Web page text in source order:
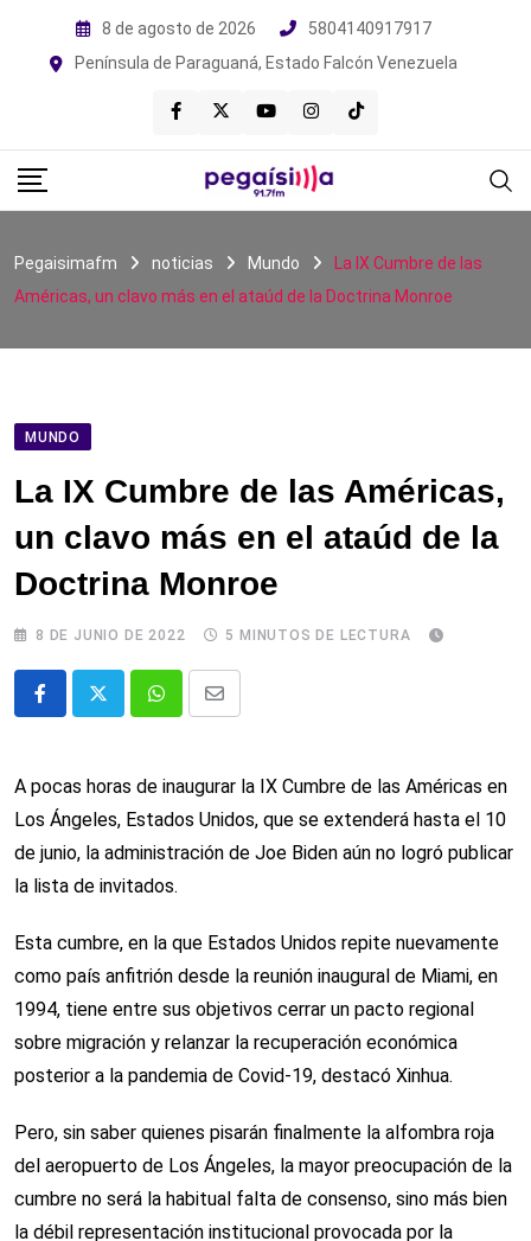
8 de agosto de 2026
5804140917917
Península de Paraguaná, Estado Falcón Venezuela
Pegaisimafm noticias Mundo
La IX Cumbre de las
Américas, un clavo más en el ataúd de la Doctrina Monroe
MUNDO
La IX Cumbre de las Américas,
un clavo más en el ataúd de la
Doctrina Monroe
8 DE JUNIO DE 2022 5 MINUTOS DE LECTURA
WhatsappComparte
email
A pocas horas de inaugurar la IX Cumbre de las Américas en
Los Ángeles, Estados Unidos, que se extenderá hasta el 10
de junio, la administración de Joe Biden aún no logró publicar
la lista de invitados.
Esta cumbre, en la que Estados Unidos repite nuevamente
como país anfitrión desde la reunión inaugural de Miami, en
1994, tiene entre sus objetivos cerrar un pacto regional
sobre migración y relanzar la recuperación económica
posterior a la pandemia de Covid-19, destacó Xinhua.
Pero, sin saber quienes pisarán finalmente la alfombra roja
del aeropuerto de Los Ángeles, la mayor preocupación de la
cumbre no será la habitual falta de consenso, sino más bien
la débil representación institucional provocada por la